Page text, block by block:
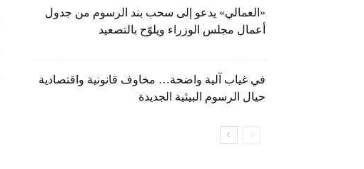
«العمالي» يدعو إلى سحب بند الرسوم من جدول
أعمال مجلس الوزراء ويلوّح بالتصعيد
في غياب آلية واضحة… مخاوف قانونية واقتصادية
حيال الرسوم البيئية الجديدة